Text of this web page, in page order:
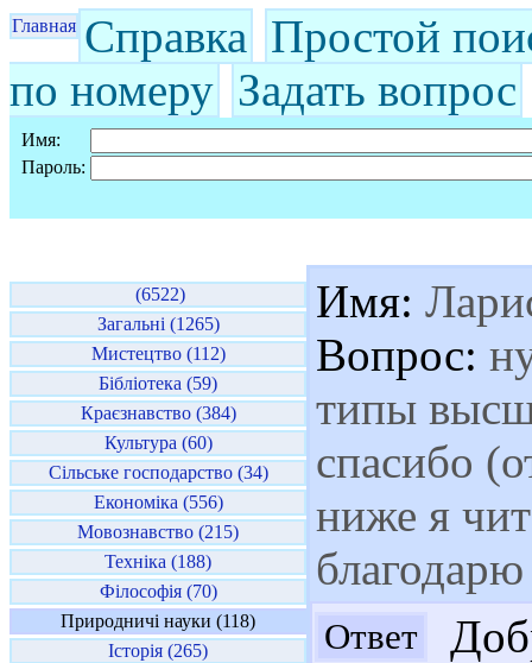
Главная Справка Простой
по номеру Задать вопрос
Имя:
Пароль:
(6522)
Загальні (1265)
Мистецтво (112)
Бібліотека (59)
Краєзнавство (384)
Культура (60)
Сільське господарство (34)
Економіка (556)
Мовознавство (215)
Техніка (188)
Філософія (70)
Природничі науки (118)
Історія (265)
Имя:
Вопрос:
типы
спасибо
ниже я
Ответ